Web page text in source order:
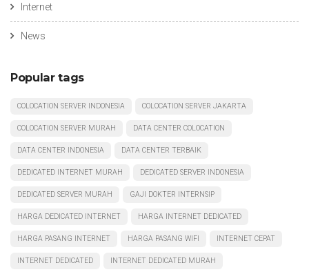
Internet
News
Popular tags
COLOCATION SERVER INDONESIA COLOCATION SERVER JAKARTA
COLOCATION SERVER MURAH DATA CENTER COLOCATION
DATA CENTER INDONESIA DATA CENTER TERBAIK
DEDICATED INTERNET MURAH DEDICATED SERVER INDONESIA
DEDICATED SERVER MURAH GAJI DOKTER INTERNSIP
HARGA DEDICATED INTERNET HARGA INTERNET DEDICATED
HARGA PASANG INTERNET HARGA PASANG WIFI INTERNET CEPAT
INTERNET DEDICATED INTERNET DEDICATED MURAH